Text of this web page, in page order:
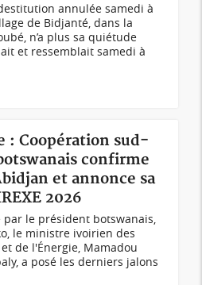
annulée samedi à
de Bidjanté, dans la
n’a plus sa quiétude
et ressemblait samedi à
: Coopération sud-
confirme
et annonce sa
2026
par le président botswanais,
le ministre ivoirien des
de l'Énergie, Mamadou
a posé les derniers jalons